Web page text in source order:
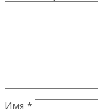
Имя *